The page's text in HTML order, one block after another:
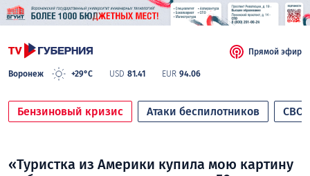
Воронеж +29°C USD 81.41 EUR 94.06
Прямой эфир
Бензиновый кризис Атаки беспилотников СВО
«Туристка из Америки купила мою картину